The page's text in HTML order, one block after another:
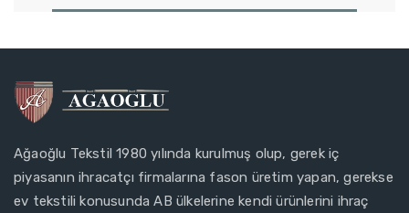
Ağaoğlu Tekstil 1980 yılında kurulmuş olup, gerek iç
piyasanın ihracatçı firmalarına fason üretim yapan, gerekse
ev tekstili konusunda AB ülkelerine kendi ürünlerini ihraç